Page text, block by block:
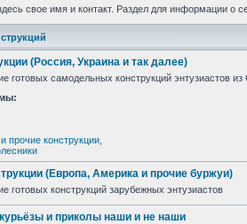
свое имя и контакт. Раздел для информации о
(Россия, Украина и так далее)
готовых самодельных конструкций энтузиастов
прочие конструкции
(Европа, Америка и прочие буржуи)
готовых конструкций зарубежных энтузиастов
и приколы наши и не наши